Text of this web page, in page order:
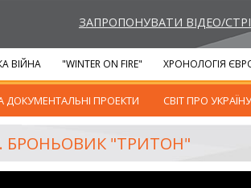
ЗАПРОПОНУВАТИ ВІДЕО/
ДОКУМЕНТАЛЬНІ ПРОЕКТИ СВІТ ПРО УКРАЇНУ
ВІЙНА "WINTER ON FIRE" ХРОНОЛОГІЯ
БРОНЬОВИК "ТРИТОН"